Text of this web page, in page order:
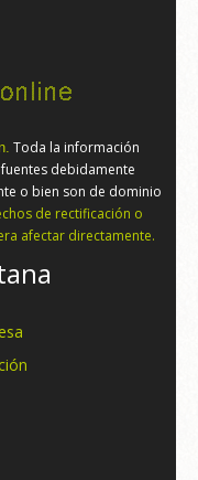
Toda la información
debidamente
o bien son de dominio
de rectificación o
afectar directamente.